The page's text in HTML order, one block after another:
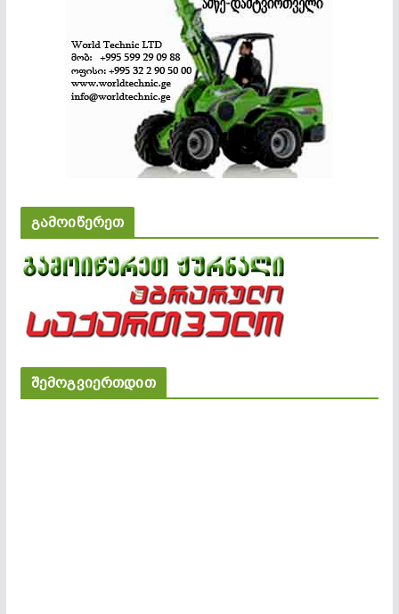
გამოიწერეთ
შემოგვიერთდით